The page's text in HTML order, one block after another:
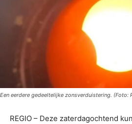
Een eerdere gedeeltelijke zonsverduistering. (Foto:
REGIO – Deze zaterdagochtend